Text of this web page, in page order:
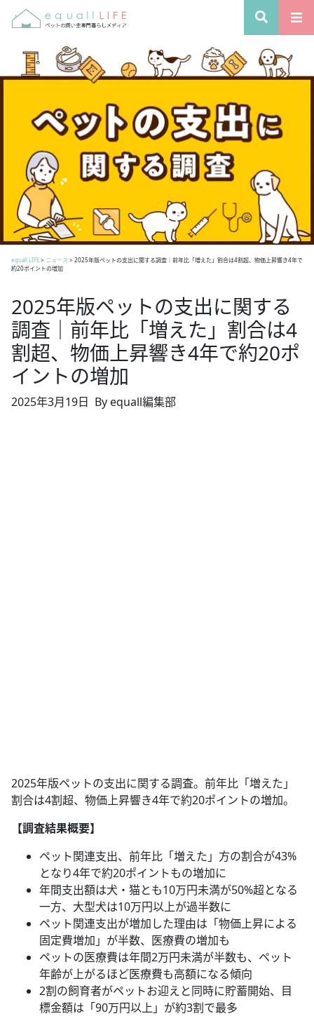
equall LIFE> ニュース > 2025年版ペットの支出に関する調査｜前年比「増えた」割合は4割超、物価上昇響き4年で
約20ポイントの増加
2025年版ペットの支出に関する
調査｜前年比「増えた」割合は4
割超、物価上昇響き4年で約20ポ
イントの増加
2025年3月19日 By equall編集部
2025年版ペットの支出に関する調査。前年比「増えた」
割合は4割超、物価上昇響き4年で約20ポイントの増加。
【調査結果概要】
ペット関連支出、前年比「増えた」方の割合が43%
となり4年で約20ポイントもの増加に
年間支出額は犬・猫とも10万円未満が50%超となる
一方、大型犬は10万円以上が過半数に
ペット関連支出が増加した理由は「物価上昇による
固定費増加」が半数、医療費の増加も
ペットの医療費は年間2万円未満が半数も、ペット
年齢が上がるほど医療費も高額になる傾向
2割の飼育者がペットお迎えと同時に貯蓄開始、目
標金額は「90万円以上」が約3割で最多